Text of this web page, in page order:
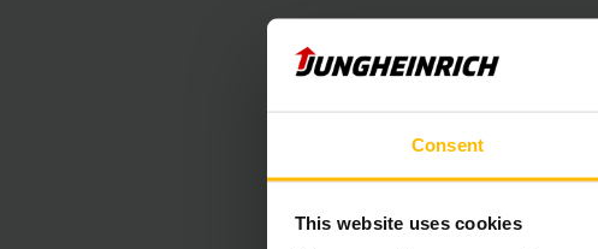
Consent
This website uses cookies